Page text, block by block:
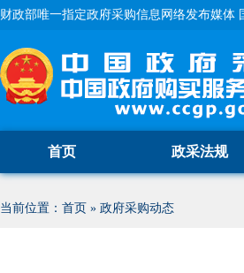
财政部唯一指定政府采购信息网络发布媒体
首页 政采法规
当前位置： 首页 » 政府采购动态